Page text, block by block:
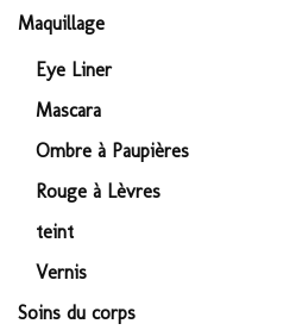
Maquillage
Eye Liner
Mascara
Ombre à Paupières
Rouge à Lèvres
teint
Vernis
Soins du corps